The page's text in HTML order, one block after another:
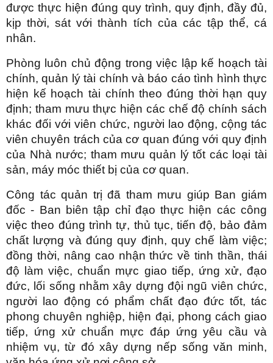
được thực hiện đúng quy trình, quy định, đầy đủ,
kịp thời, sát với thành tích của các tập thể, cá
nhân.
Phòng luôn chủ động trong việc lập kế hoạch tài
chính, quản lý tài chính và báo cáo tình hình thực
hiện kế hoạch tài chính theo đúng thời hạn quy
định; tham mưu thực hiện các chế độ chính sách
khác đối với viên chức, người lao động, cộng tác
viên chuyên trách của cơ quan đúng với quy định
của Nhà nước; tham mưu quản lý tốt các loại tài
sản, máy móc thiết bị của cơ quan.
Công tác quản trị đã tham mưu giúp Ban giám
đốc - Ban biên tập chỉ đạo thực hiện các công
việc theo đúng trình tự, thủ tục, tiến độ, bảo đảm
chất lượng và đúng quy định, quy chế làm việc;
đồng thời, nâng cao nhận thức về tinh thần, thái
độ làm việc, chuẩn mực giao tiếp, ứng xử, đạo
đức, lối sống nhằm xây dựng đội ngũ viên chức,
người lao động có phẩm chất đạo đức tốt, tác
phong chuyên nghiệp, hiện đại, phong cách giao
tiếp, ứng xử chuẩn mực đáp ứng yêu cầu và
nhiệm vụ, từ đó xây dựng nếp sống văn minh,